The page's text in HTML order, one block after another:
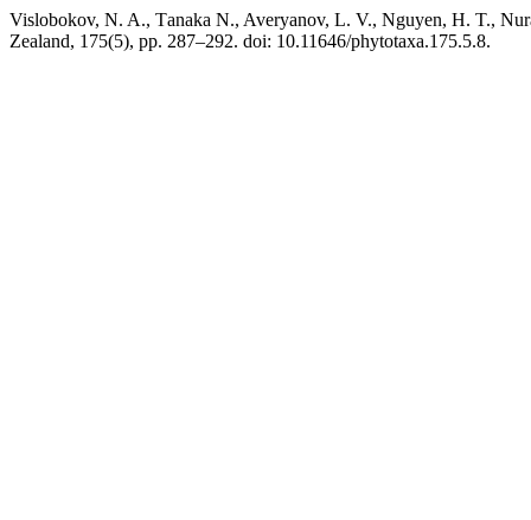
Vislobokov, N. A., Тanaka N., Averyanov, L. V., Nguyen, H. T.,
Zealand, 175(5), pp. 287–292. doi: 10.11646/phytotaxa.175.5.8.